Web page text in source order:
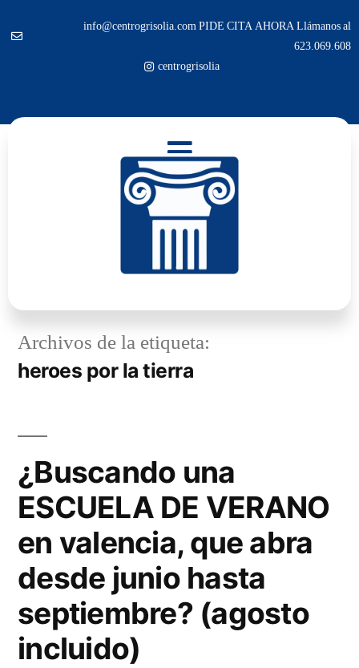
info@centrogrisolia.com PIDE CITA AHORA Llámanos al
623.069.608
centrogrisolia
Archivos de la etiqueta:
heroes por la tierra
¿Buscando una
ESCUELA DE VERANO
en valencia, que abra
desde junio hasta
septiembre? (agosto
incluido)